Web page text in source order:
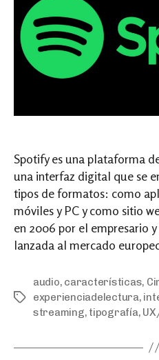
Spotify es una plataforma
una interfaz digital que se
tipos de formatos: como
móviles y PC y como sitio
en 2006 por el empresario
lanzada al mercado
Tags
audio, características,
experienciadelectura,
streaming, tipografía,